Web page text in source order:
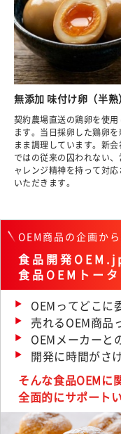
無添加 味付け卵（半熟）
契約農場直送の鶏卵を使用
ます。当日採卵した鶏卵を
まま調理しています。新会
ではの従来の囚われない、
ャレンジ精神を持って対応
いただきます。
OEM商品の企画か
食品開発
食品OEMトー
OEMってどこに
売れるOEM商品
OEMメーカー
開発に時間がさ
そんな食品OEMに
全面的にサポート